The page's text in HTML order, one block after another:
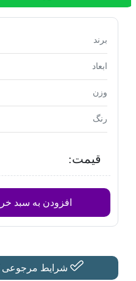
برند
ابعاد
وزن
رنگ
قیمت:
افزودن به سبد
شرایط مرجوعی